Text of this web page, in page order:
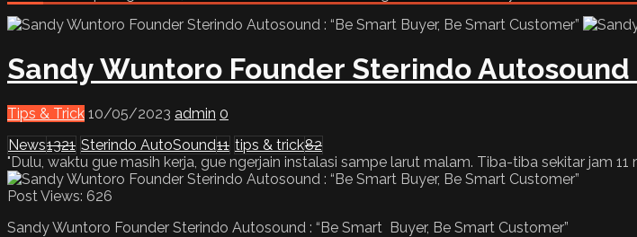
Sandy Wuntoro Founder Sterindo
Tips & Trick 10/05/2023 admin 0
News1321 Sterindo AutoSound11 tips & trick82
"Dulu, waktu gue masih kerja, gue ngerjain instalasi sampe larut malam. Tiba-tiba sekitar jam
Post Views: 626
Sandy Wuntoro Founder Sterindo Autosound : “Be Smart Buyer, Be Smart Customer”